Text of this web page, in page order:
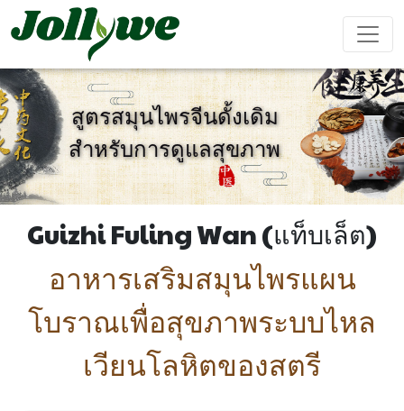
ยา แก้ ท้อง
ผูก
อาหาร
เสริม ลด
อาหาร
เสริม ความ
อาหาร
เสริม
ผลิตภัณฑ์
เสริม
ชาย
การ ป้องกัน
โรค หัวใจ
เครื่อง ช่วย
นอน หลับ
เสริม
เค้ก Ejiao
ยา เม็ด แคปซูล ผง ชง เครื่อง ดื่ม
เครื่อง ดื่ม ถุง ชา เยล ลี่
สูตรสมุนไพรจีนดั้งเดิม
สำหรับการดูแลสุขภาพ
Guizhi Fuling Wan (แท็บเล็ต)
อาหารเสริมสมุนไพรแผน
โบราณเพื่อสุขภาพระบบไหล
เวียนโลหิตของสตรี